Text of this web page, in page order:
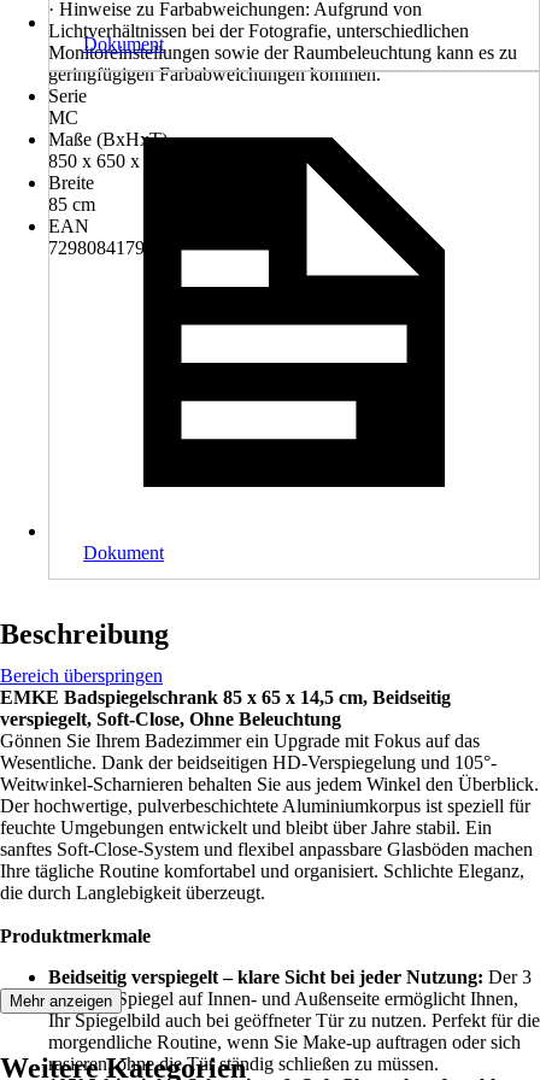
· Hinweise zu Farbabweichungen: Aufgrund von
Lichtverhältnissen bei der Fotografie, unterschiedlichen
Monitoreinstellungen sowie der Raumbeleuchtung kann es zu
geringfügigen Farbabweichungen kommen.
Serie
MC
Maße (BxHxT)
850 x 650 x 145 mm
Breite
85 cm
EAN
729808417994
Dokument
Dokument
Beschreibung
Bereich überspringen
EMKE Badspiegelschrank 85 x 65 x 14,5 cm, Beidseitig
verspiegelt, Soft-Close, Ohne Beleuchtung
Gönnen Sie Ihrem Badezimmer ein Upgrade mit Fokus auf das
Wesentliche. Dank der beidseitigen HD-Verspiegelung und 105°-
Weitwinkel-Scharnieren behalten Sie aus jedem Winkel den Überblick.
Der hochwertige, pulverbeschichtete Aluminiumkorpus ist speziell für
feuchte Umgebungen entwickelt und bleibt über Jahre stabil. Ein
sanftes Soft-Close-System und flexibel anpassbare Glasböden machen
Ihre tägliche Routine komfortabel und organisiert. Schlichte Eleganz,
die durch Langlebigkeit überzeugt.
Produktmerkmale
Beidseitig verspiegelt – klare Sicht bei jeder Nutzung: Der 3
mm HD-Spiegel auf Innen- und Außenseite ermöglicht Ihnen,
Ihr Spiegelbild auch bei geöffneter Tür zu nutzen. Perfekt für die
morgendliche Routine, wenn Sie Make-up auftragen oder sich
rasieren, ohne die Tür ständig schließen zu müssen.
Mehr anzeigen
Weitere Kategorien